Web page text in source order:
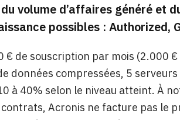
volume d’affaires généré et
possibles : Authorized,
de souscription par mois (2.000 €
données compressées, 5
à 40% selon le niveau atteint. À
Acronis ne facture pas le